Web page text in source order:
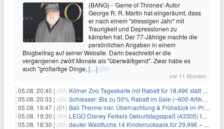
(BANG) - 'Game of Thrones'-Autor
George R. R. Martin hat eingeräumt, dass
er nach einem "stressigen Jahr" mit
Traurigkeit und Depressionen zu
kämpfen hat. Der 77-Jährige machte die
persönlichen Angaben in einem
Blogbeitrag auf seiner Website. Darin beschreibt er die
vergangenen zwölf Monate als "überwältigend". Zwar habe es
auch "großartige Dinge, […] (00)
vor 11 Stunden
05.08. 20:40 | (00) Kölner Zoo Tageskarte mit Rabatt für 18,49€ statt 29,50€ – einlösbar bis Dezember
05.08. 20:33 | (00) Schiesser: Bis zu 50% Rabatt im Sale (~600 Artikel zur Auswahl)
05.08. 19:47 | (01) Bali Therme inkl. Übernachtung & Frühstück im Premium Hotel (Bad Oeynhausen) ab 89€ p.P.
05.08. 19:30 | (00) LEGO Disney Ferkels Geburtstagsspaß (43305) für 29,10€
05.08. 18:30 | (00) deuter Waldfuchs 14 Kinderrucksack für 29,99€ – Amber-maple